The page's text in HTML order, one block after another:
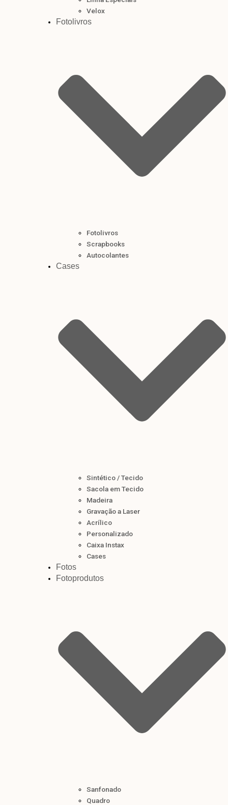
Velox
Fotolivros
Fotolivros
Scrapbooks
Autocolantes
Cases
Sintético / Tecido
Sacola em Tecido
Madeira
Gravação a Laser
Acrílico
Personalizado
Caixa Instax
Cases
Fotos
Fotoprodutos
Sanfonado
Quadro